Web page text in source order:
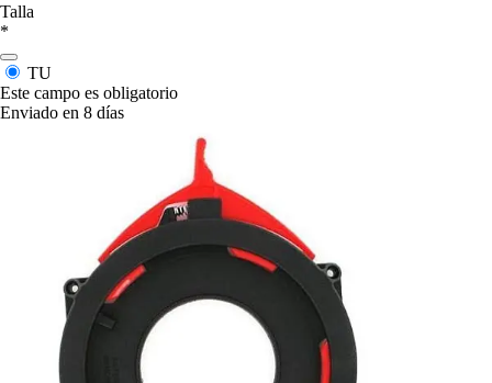
Talla
*
TU
Este campo es obligatorio
Enviado en 8 días